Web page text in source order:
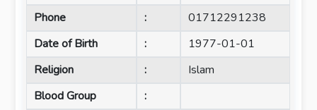
Phone
:
01712291238
Date of Birth
:
1977-01-01
Religion
:
Islam
Blood Group
: